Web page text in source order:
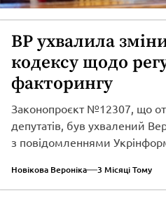
ВР ухвалила
кодексу щодо
факторингу
Законопроєкт №12307, що
депутатів, був ухвалений
з повідомленнями
Новікова Вероніка 3 Місяці Тому